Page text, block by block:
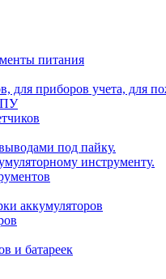
питания
для приборов учета, для
под пайку.
инструменту.
аккумуляторов
и батареек